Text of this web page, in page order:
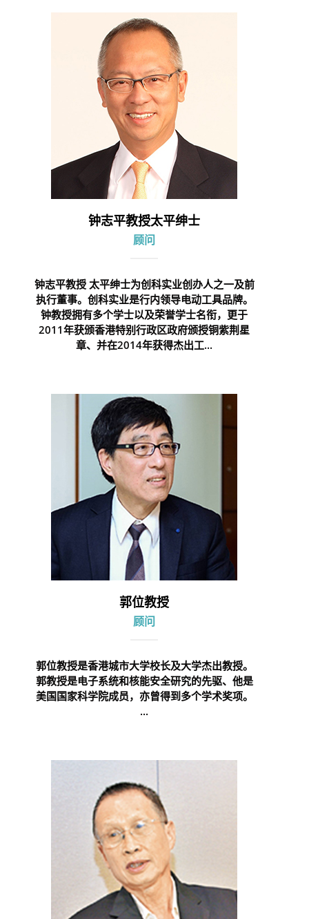
钟志平教授太平绅士
顾问
钟志平教授 太平绅士为创科实业创办人之一及前
执行董事。创科实业是行内领导电动工具品牌。
钟教授拥有多个学士以及荣誉学士名衔，更于
2011年获颁香港特别行政区政府颁授铜紫荆星
章、并在2014年获得杰出工...
郭位教授
顾问
郭位教授是香港城市大学校长及大学杰出教授。
郭教授是电子系统和核能安全研究的先驱、他是
美国国家科学院成员，亦曾得到多个学术奖项。
...